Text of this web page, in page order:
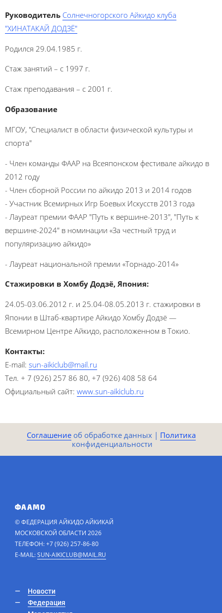
Руководитель Солнечногорского Айкидо клуба
"ХИНАТАКАЙ ДОДЗЁ"
Родился 29.04.1985 г.
Стаж занятий – с 1997 г.
Стаж преподавания – с 2001 г.
Образование
МГОУ, "Специалист в области физической культуры и
спорта"
- Член команды ФААР на Всеяпонском фестивале айкидо в
2012 году
- Член сборной России по айкидо 2013 и 2014 годов
- Участник Всемирных Игр Боевых Искусств 2013 года
- Лауреат премии ФААР "Путь к вершине-2013", "Путь к
вершине-2024" в номинации «За честный труд и
популяризацию айкидо»
- Лауреат национальной премии «Торнадо-2014»
Стажировки в Хомбу Додзё, Япония:
24.05-03.06.2012 г. и 25.04-08.05.2013 г. стажировки в
Японии в Штаб-квартире Айкидо Хомбу Додзё —
Всемирном Центре Айкидо, расположенном в Токио.
Контакты:
E-mail: sun-aikiclub@mail.ru
Тел. + 7 (926) 257 86 80, +7 (926) 408 58 64
Официальный сайт: www.sun-aikiclub.ru
Соглашение​​​​ об обработке данных | Политика​​
конфиденциальности​
ФААМО
© ФЕДЕРАЦИЯ АЙКИДО АЙКИКАЙ
МОСКОВСКОЙ ОБЛАСТИ 2026
ТЕЛЕФОН: +7 (926) 257-86-80
E-MAIL:SUN-AIKICLUB@MAIL.RU
Новости
Федерация